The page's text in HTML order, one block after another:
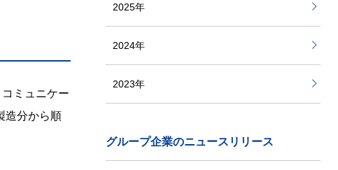
ミュニケー
造分から順
2025年
2024年
2023年
2021年
グループ企業のニュースリリース